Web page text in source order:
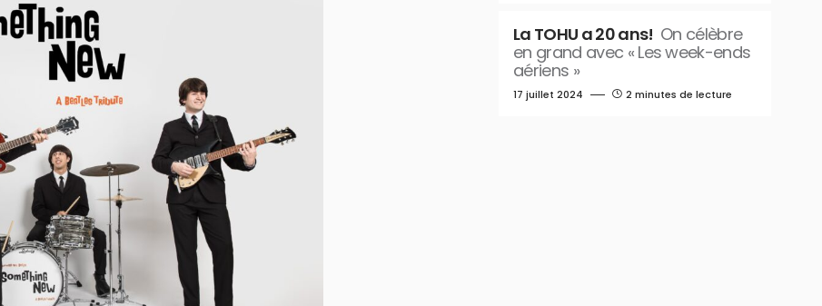
La TOHU a 20 ans! On célèbre
en grand avec « Les week-ends
aériens »
17 juillet 2024 2 minutes de lecture